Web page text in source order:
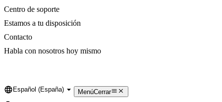
Centro de soporte
Estamos a tu disposición
Contacto
Habla con nosotros hoy mismo
Language
Español (España) MenúCerrar